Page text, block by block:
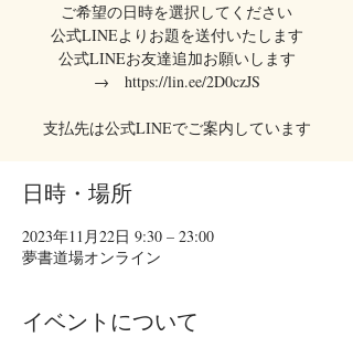
ご希望の日時を選択してください
公式LINEよりお題を送付いたします
公式LINEお友達追加お願いします
→ https://lin.ee/2D0czJS
支払先は公式LINEでご案内しています
日時・場所
2023年11月22日 9:30 – 23:00
夢書道場オンライン
イベントについて